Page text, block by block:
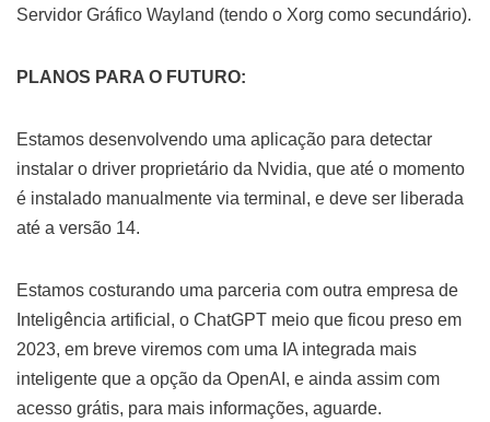
Servidor Gráfico Wayland (tendo o Xorg como secundário).
PLANOS PARA O FUTURO:
Estamos desenvolvendo uma aplicação para detectar
instalar o driver proprietário da Nvidia, que até o momento
é instalado manualmente via terminal, e deve ser liberada
até a versão 14.
Estamos costurando uma parceria com outra empresa de
Inteligência artificial, o ChatGPT meio que ficou preso em
2023, em breve viremos com uma IA integrada mais
inteligente que a opção da OpenAI, e ainda assim com
acesso grátis, para mais informações, aguarde.